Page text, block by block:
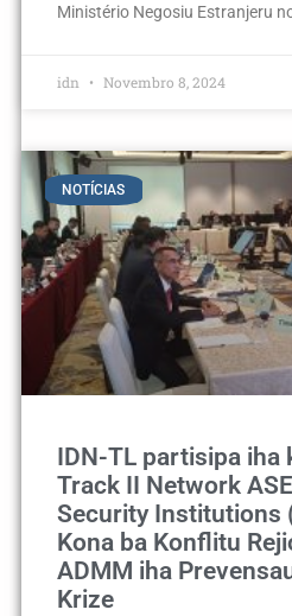
Ministério Negosiu Estranjeru
idn Novembro 8, 2024
NOTÍCIAS
IDN-TL partisipa iha
Track II Network
Security Institutions
Kona ba Konflitu
ADMM iha
Krize